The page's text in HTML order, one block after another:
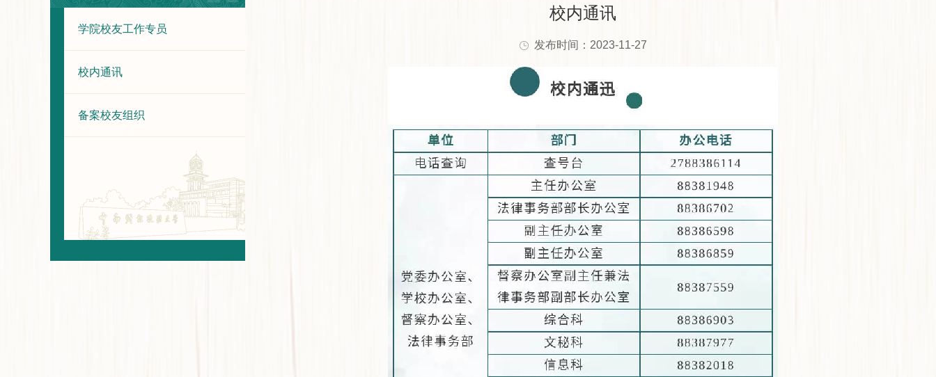
学院校友工作专员
校内通讯
备案校友组织
校内通讯
发布时间：2023-11-27